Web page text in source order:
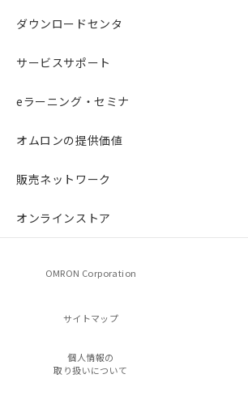
ダウンロードセンタ
サービスサポート
eラーニング・セミナ
オムロンの提供価値
販売ネットワーク
オンラインストア
OMRON Corporation
サイトマップ
個人情報の
取り扱いについて